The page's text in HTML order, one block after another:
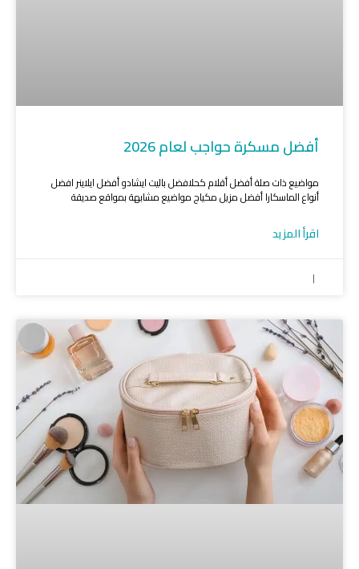
أفضل مسكرة حواجب لعام 2026
مواضيع ذات صلة أفضل أقلام كحلافضل باليت ايشادو أفضل ايلاينر افضل
أنواع الماسكارا أفضل مزيل مكياج مواضيع مشابهة بمواقع صديقة
اقرأ المزيد